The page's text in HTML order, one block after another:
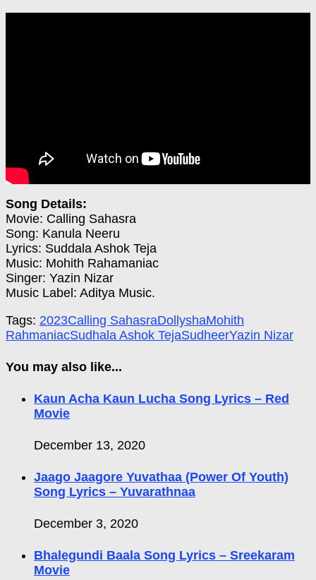
Song Details:
Movie: Calling Sahasra
Song: Kanula Neeru
Lyrics: Suddala Ashok Teja
Music: Mohith Rahamaniac
Singer: Yazin Nizar
Music Label: Aditya Music.
Tags: 2023Calling SahasraDollyshaMohith
RahmaniacSudhala Ashok TejaSudheerYazin Nizar
You may also like...
Kaun Acha Kaun Lucha Song Lyrics – Red
Movie
December 13, 2020
Jaago Jaagore Yuvathaa (Power Of Youth)
Song Lyrics – Yuvarathnaa
December 3, 2020
Bhalegundi Baala Song Lyrics – Sreekaram
Movie